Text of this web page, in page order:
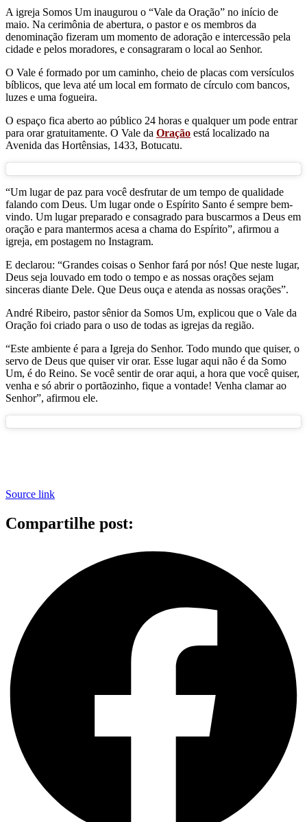
A igreja Somos Um inaugurou o “Vale da Oração” no início de
maio. Na cerimônia de abertura, o pastor e os membros da
denominação fizeram um momento de adoração e intercessão pela
cidade e pelos moradores, e consagraram o local ao Senhor.
O Vale é formado por um caminho, cheio de placas com versículos
bíblicos, que leva até um local em formato de círculo com bancos,
luzes e uma fogueira.
O espaço fica aberto ao público 24 horas e qualquer um pode entrar
para orar gratuitamente. O Vale da Oração está localizado na
Avenida das Hortênsias, 1433, Botucatu.
“Um lugar de paz para você desfrutar de um tempo de qualidade
falando com Deus. Um lugar onde o Espírito Santo é sempre bem-
vindo. Um lugar preparado e consagrado para buscarmos a Deus em
oração e para mantermos acesa a chama do Espírito”, afirmou a
igreja, em postagem no Instagram.
E declarou: “Grandes coisas o Senhor fará por nós! Que neste lugar,
Deus seja louvado em todo o tempo e as nossas orações sejam
sinceras diante Dele. Que Deus ouça e atenda as nossas orações”.
André Ribeiro, pastor sênior da Somos Um, explicou que o Vale da
Oração foi criado para o uso de todas as igrejas da região.
“Este ambiente é para a Igreja do Senhor. Todo mundo que quiser, o
servo de Deus que quiser vir orar. Esse lugar aqui não é da Somo
Um, é do Reino. Se você sentir de orar aqui, a hora que você quiser,
venha e só abrir o portãozinho, fique a vontade! Venha clamar ao
Senhor”, afirmou ele.
Source link
Compartilhe post: